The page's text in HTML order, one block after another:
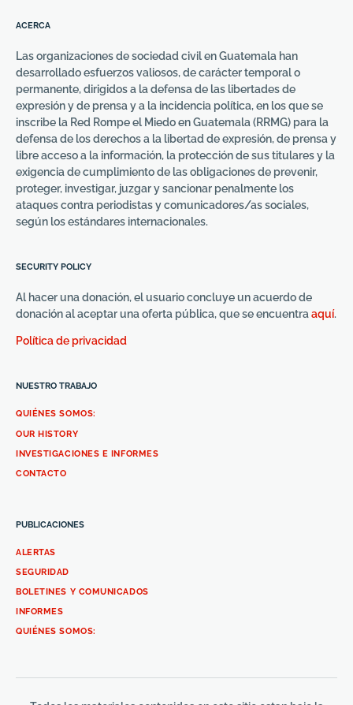
ACERCA
Las organizaciones de sociedad civil en Guatemala han
desarrollado esfuerzos valiosos, de carácter temporal o
permanente, dirigidos a la defensa de las libertades de
expresión y de prensa y a la incidencia política, en los que se
inscribe la Red Rompe el Miedo en Guatemala (RRMG) para la
defensa de los derechos a la libertad de expresión, de prensa y
libre acceso a la información, la protección de sus titulares y la
exigencia de cumplimiento de las obligaciones de prevenir,
proteger, investigar, juzgar y sancionar penalmente los
ataques contra periodistas y comunicadores/as sociales,
según los estándares internacionales.
NUESTRO TRABAJO
QUIÉNES SOMOS:
OUR HISTORY
INVESTIGACIONES E INFORMES
CONTACTO
PUBLICACIONES
ALERTAS
SEGURIDAD
BOLETINES Y COMUNICADOS
INFORMES
QUIÉNES SOMOS:
SECURITY POLICY
Al hacer una donación, el usuario concluye un acuerdo de
donación al aceptar una oferta pública, que se encuentraaquí.
Política de privacidad